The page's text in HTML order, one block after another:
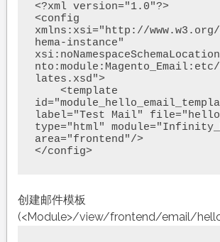
<?xml version="1.0"?>
<config
xmlns:xsi="http://www.w3.org/
hema-instance"
nto:module:Magento_Email:etc/
lates.xsd">
label="Test Mail"
type="html"
area="frontend"/>
</config>
创建邮件模板
(<Module>/view/frontend/email/